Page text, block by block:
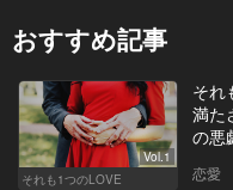
おすすめ記事
Vol.1
それも1つのLOVE
それ
満た
の悪
恋愛